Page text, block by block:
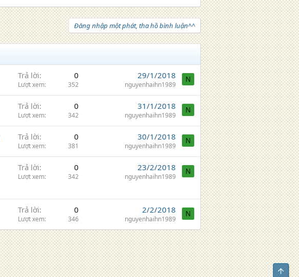
Đăng nhập một phát, tha hồ bình luận^^
Trả lời 0
Lượt xem 352
29/1/2018
nguyenhaihn1989
N
Trả lời 0
Lượt xem 342
31/1/2018
nguyenhaihn1989
N
Trả lời 0
Lượt xem 381
30/1/2018
nguyenhaihn1989
N
Trả lời 0
Lượt xem 342
23/2/2018
nguyenhaihn1989
N
Trả lời 0
Lượt xem 346
2/2/2018
nguyenhaihn1989
N
Top